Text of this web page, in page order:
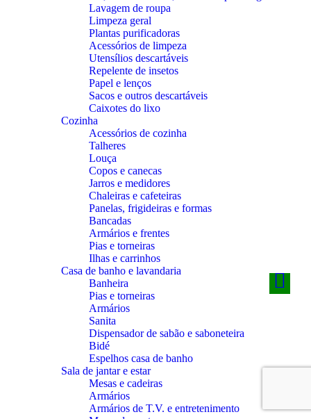
Lavagem de roupa
Limpeza geral
Plantas purificadoras
Acessórios de limpeza
Utensílios descartáveis
Repelente de insetos
Papel e lenços
Sacos e outros descartáveis
Caixotes do lixo
Cozinha
Acessórios de cozinha
Talheres
Louça
Copos e canecas
Jarros e medidores
Chaleiras e cafeteiras
Panelas, frigideiras e formas
Bancadas
Armários e frentes
Pias e torneiras
Ilhas e carrinhos
Casa de banho e lavandaria
Banheira
Pias e torneiras
Armários
Sanita
Dispensador de sabão e saboneteira
Bidé
Espelhos casa de banho
Sala de jantar e estar
Mesas e cadeiras
Armários
Armários de T.V. e entretenimento